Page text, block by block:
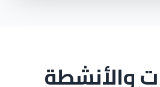
والأنشطة